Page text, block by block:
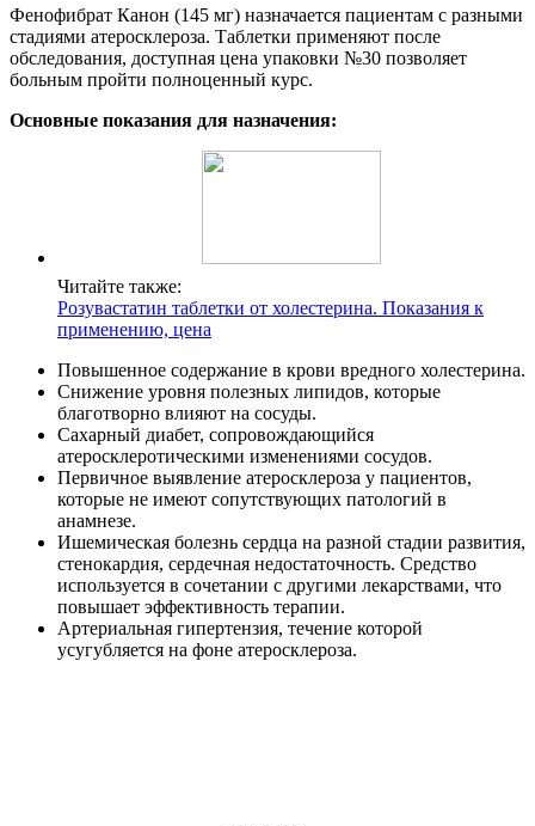
Фенофибрат Канон (145 мг) назначается пациентам с разными
стадиями атеросклероза. Таблетки применяют после
обследования, доступная цена упаковки №30 позволяет
больным пройти полноценный курс.
Основные показания для назначения:
Читайте также:
Розувастатин таблетки от холестерина. Показания к
применению, цена
Повышенное содержание в крови вредного холестерина.
Снижение уровня полезных липидов, которые
благотворно влияют на сосуды.
Сахарный диабет, сопровождающийся
атеросклеротическими изменениями сосудов.
Первичное выявление атеросклероза у пациентов,
которые не имеют сопутствующих патологий в
анамнезе.
Ишемическая болезнь сердца на разной стадии развития,
стенокардия, сердечная недостаточность. Средство
используется в сочетании с другими лекарствами, что
повышает эффективность терапии.
Артериальная гипертензия, течение которой
усугубляется на фоне атеросклероза.